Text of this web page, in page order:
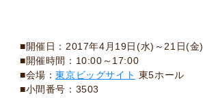
■開催日：2017年4月19日(水)～21日(金)
■開催時間：10:00～17:00
■会場：東京ビッグサイト 東5ホール
■小間番号：3503